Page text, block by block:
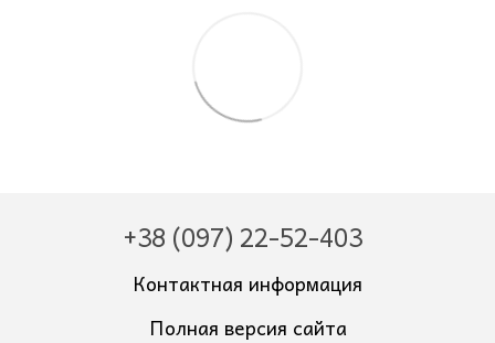
+38 (097) 22-52-403
Контактная информация
Полная версия сайта